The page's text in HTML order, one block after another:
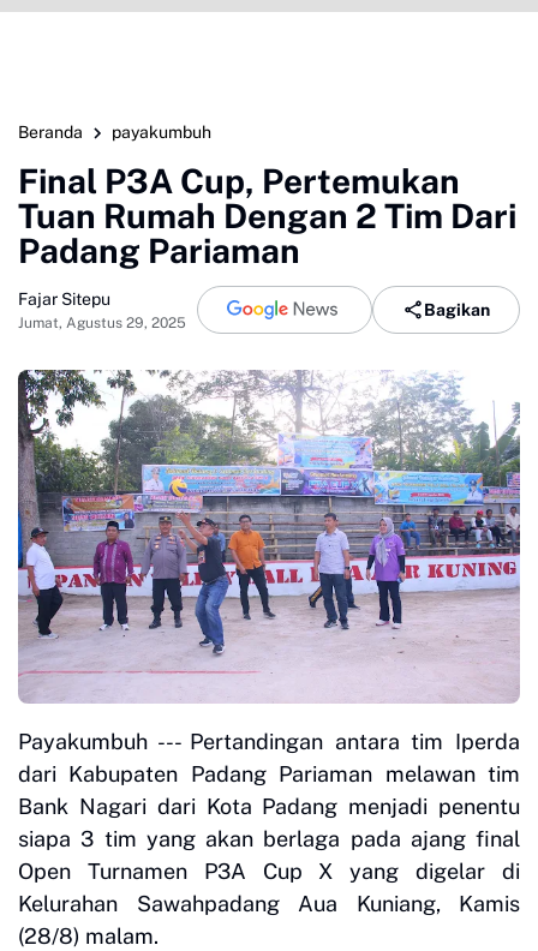
Beranda payakumbuh
Final P3A Cup, Pertemukan
Tuan Rumah Dengan 2 Tim Dari
Padang Pariaman
Fajar Sitepu
Jumat, Agustus 29, 2025
Bagikan
Payakumbuh --- Pertandingan antara tim Iperda
dari Kabupaten Padang Pariaman melawan tim
Bank Nagari dari Kota Padang menjadi penentu
siapa 3 tim yang akan berlaga pada ajang final
Open Turnamen P3A Cup X yang digelar di
Kelurahan Sawahpadang Aua Kuniang, Kamis
(28/8) malam.